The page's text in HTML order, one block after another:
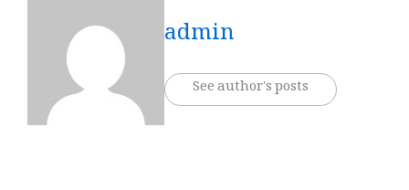
admin
See author's posts